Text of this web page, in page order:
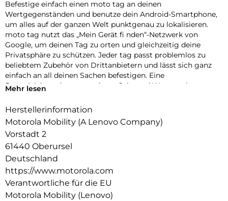
Befestige einfach einen moto tag an deinen
Wertgegenständen und benutze dein Android-Smartphone,
um alles auf der ganzen Welt punktgenau zu lokalisieren.
moto tag nutzt das „Mein Gerät fi nden“-Netzwerk von
Google, um deinen Tag zu orten und gleichzeitig deine
Privatsphäre zu schützen. Jeder tag passt problemlos zu
beliebtem Zubehör von Drittanbietern und lässt sich ganz
einfach an all deinen Sachen befestigen. Eine
Batterielebensdauer von einem Jahr und Wasserschutz
Einfaches Einrichten und Tragen.
Befestige einfach einen moto tag an deinen
um alles auf der ganzen Welt punktgenau zu lokalisieren.
Schutz vor unerwünschtem Trackin.
Du kannst sicher sein, dass dein Tracking privat bleibt und
dein tag durch eine End-to-End-Verschlüsselung im
Mehr lesen
Herstellerinformation
Motorola Mobility (A Lenovo Company)
Vorstadt 2
61440 Oberursel
Deutschland
https://www.motorola.com
Verantwortliche für die EU
Motorola Mobility (Lenovo)